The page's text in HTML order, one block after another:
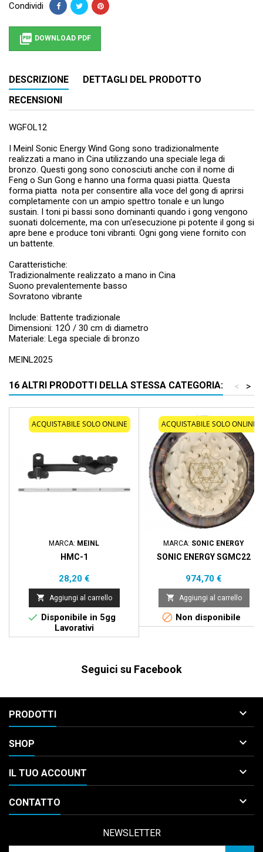
Condividi
 DOWNLOAD PDF
DESCRIZIONE
DETTAGLI DEL PRODOTTO
RECENSIONI
WGFOL12
I Meinl Sonic Energy Wind Gong sono tradizionalmente
realizzati a mano in Cina utilizzando una speciale lega di
bronzo. Questi gong sono conosciuti anche con il nome di
Feng o Sun Gong e hanno una forma quasi piatta. Questa
forma piatta  nota per consentire alla voce del gong di aprirsi
completamente con un ampio spettro tonale e un lungo
sustain. I toni pi bassi sono dominanti quando i gong vengono
suonati dolcemente, ma con un'esecuzione pi potente il gong si
apre bene e produce toni vibranti. Ogni gong viene fornito con
un battente.
Caratteristiche:
Tradizionalmente realizzato a mano in Cina
Suono prevalentemente basso
Sovratono vibrante
Include: Battente tradizionale
Dimensioni: 12Ó / 30 cm di diametro
Materiale: Lega speciale di bronzo
MEINL2025
16 ALTRI PRODOTTI DELLA STESSA CATEGORIA: >
<
ACQUISTABILE SOLO ONLINE
MARCA: MEINL
HMC-1
Prezzo
28,20 €
 Aggiungi al carrello
 Disponibile in 5gg
Lavorativi
ACQUISTABILE SOLO ONLINE
MARCA: SONIC ENERGY
SONIC ENERGY SGMC22
Prezzo
974,70 €
 Aggiungi al carrello
 Non disponibile
Seguici su Facebook
PRODOTTI 
SHOP 
IL TUO ACCOUNT 
CONTATTO 
NEWSLETTER